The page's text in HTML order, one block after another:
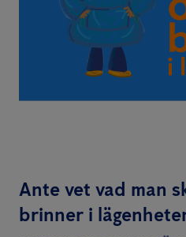
Ante vet vad man
brinner i